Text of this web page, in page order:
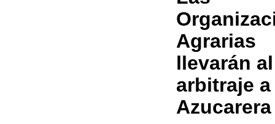
Agrarias
llevarán al
arbitraje a
Azucarera